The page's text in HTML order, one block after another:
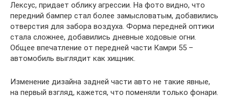
Лексус, придает облику агрессии. На фото видно, что
передний бампер стал более замысловатым, добавились
отверстия для забора воздуха. Форма передней оптики
стала сложнее, добавились дневные ходовые огни.
Общее впечатление от передней части Камри 55 –
автомобиль выглядит как хищник.
Изменение дизайна задней части авто не такие явные,
на первый взгляд, кажется, что поменяли только фонари.